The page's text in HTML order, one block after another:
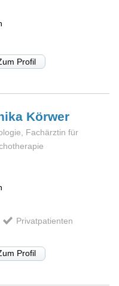
Profil
Körwer
Fachärztin für
Privatpatienten
Profil